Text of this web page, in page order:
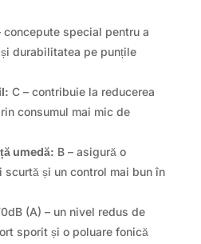
concepute special pentru a
durabilitatea pe punțile
C – contribuie la reducerea
consumul mai mic de
umedă: B – asigură o
scurtă și un control mai bun în
(A) – un nivel redus de
sporit și o poluare fonică